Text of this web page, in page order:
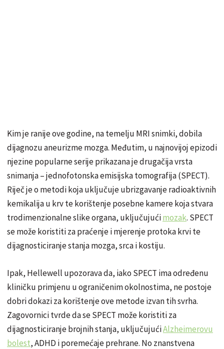
Kim je ranije ove godine, na temelju MRI snimki, dobila
dijagnozu aneurizme mozga. Međutim, u najnovijoj epizodi
njezine popularne serije prikazana je drugačija vrsta
snimanja – jednofotonska emisijska tomografija (SPECT).
Riječ je o metodi koja uključuje ubrizgavanje radioaktivnih
kemikalija u krv te korištenje posebne kamere koja stvara
trodimenzionalne slike organa, uključujućimozak. SPECT
se može koristiti za praćenje i mjerenje protoka krvi te
dijagnosticiranje stanja mozga, srca i kostiju.
Ipak, Hellewell upozorava da, iako SPECT ima određenu
kliničku primjenu u ograničenim okolnostima, ne postoje
dobri dokazi za korištenje ove metode izvan tih svrha.
Zagovornici tvrde da se SPECT može koristiti za
dijagnosticiranje brojnih stanja, uključujućiAlzheimerovu
bolest, ADHD i poremećaje prehrane. No znanstvena